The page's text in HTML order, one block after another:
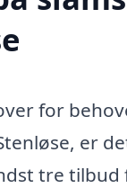
for
er
tre tilbud